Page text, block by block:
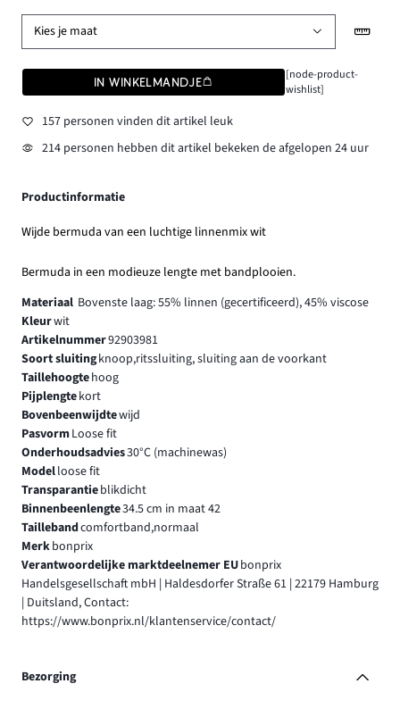
Kies je maat
IN WINKELMANDJE
[node-product-
wishlist]
157 personen vinden dit artikel leuk
214 personen hebben dit artikel bekeken de afgelopen 24 uur
Productinformatie
Wijde bermuda van een luchtige linnenmix wit
Bermuda in een modieuze lengte met bandplooien.
Materiaal Bovenste laag: 55% linnen (gecertificeerd), 45% viscose
Kleurwit
Artikelnummer92903981
Soort sluitingknoop,ritssluiting, sluiting aan de voorkant
Taillehoogtehoog
Pijplengtekort
Bovenbeenwijdtewijd
PasvormLoose fit
Onderhoudsadvies30°C (machinewas)
Modelloose fit
Transparantieblikdicht
Binnenbeenlengte34.5 cm in maat 42
Taillebandcomfortband,normaal
Merkbonprix
Verantwoordelijke marktdeelnemer EUbonprix
Handelsgesellschaft mbH | Haldesdorfer Straße 61 | 22179 Hamburg
| Duitsland, Contact:
https://www.bonprix.nl/klantenservice/contact/
Bezorging